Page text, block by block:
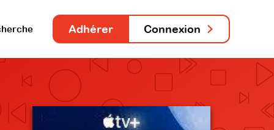
Adhérer Connexion